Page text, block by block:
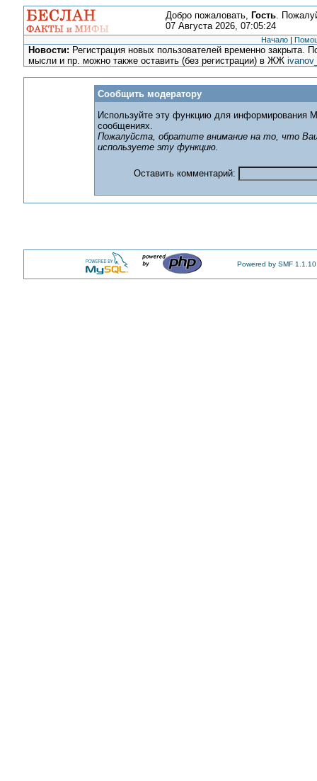
Добро пожаловать, Гость.
07 Августа 2026, 07:05:24
Начало |
Новости: Регистрация новых пользователей временно закрыта.
мысли и пр. можно также оставить (без регистрации) в ЖЖ
Сообщить модератору
Используйте эту функцию для информирования
сообщениях.
Пожалуйста, обратите внимание на то, что
используете эту функцию.
Оставить комментарий:
Powered by SMF 1.1.10